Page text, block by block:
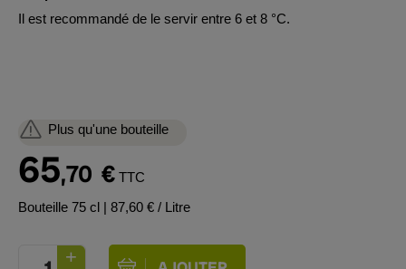
Il est recommandé de le servir entre 6 et 8 °C.
Plus qu'une bouteille
65,70 € TTC
Bouteille 75 cl | 87,60 € / Litre